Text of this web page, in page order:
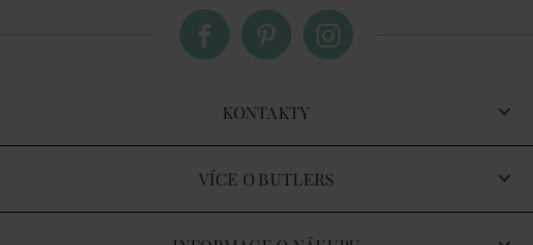
KONTAKTY
VÍCE O BUTLERS